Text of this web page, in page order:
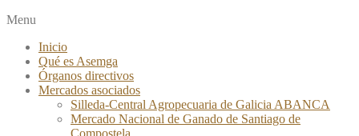
Menu
Inicio
Qué es Asemga
Órganos directivos
Mercados asociados
Silleda-Central Agropecuaria de Galicia ABANCA
Mercado Nacional de Ganado de Santiago de
Compostela